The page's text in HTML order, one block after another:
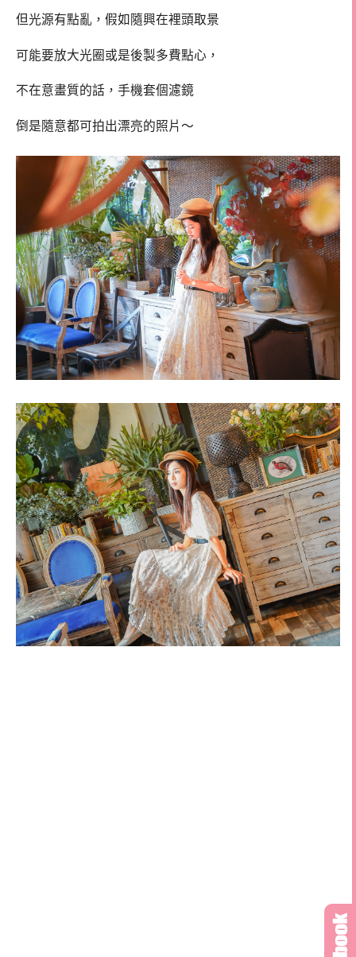
但光源有點亂，假如隨興在裡頭取景
可能要放大光圈或是後製多費點心，
不在意畫質的話，手機套個濾鏡
倒是隨意都可拍出漂亮的照片～